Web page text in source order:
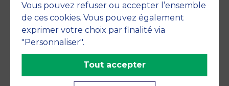
Vous pouvez refuser ou accepter l’ensemble
de ces cookies. Vous pouvez également
exprimer votre choix par finalité via
"Personnaliser".
Tout accepter